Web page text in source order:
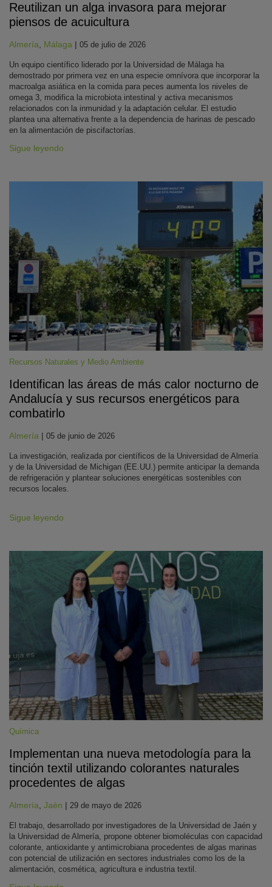
Reutilizan un alga invasora para mejorar
piensos de acuicultura
Almería Málaga | 05 de julio de 2026
Un equipo científico liderado por la Universidad de Málaga ha
demostrado por primera vez en una especie omnívora que incorporar la
macroalga asiática en la comida para peces aumenta los niveles de
omega 3, modifica la microbiota intestinal y activa mecanismos
relacionados con la inmunidad y la adaptación celular. El estudio
plantea una alternativa frente a la dependencia de harinas de pescado
en la alimentación de piscifactorías.
Sigue leyendo
Recursos Naturales y Medio Ambiente
Identifican las áreas de más calor nocturno de
Andalucía y sus recursos energéticos para
combatirlo
Almería | 05 de junio de 2026
La investigación, realizada por científicos de la Universidad de Almería
y de la Universidad de Michigan (EE.UU.) permite anticipar la demanda
de refrigeración y plantear soluciones energéticas sostenibles con
recursos locales.
Sigue leyendo
Química
Implementan una nueva metodología para la
tinción textil utilizando colorantes naturales
procedentes de algas
Almería Jaén | 29 de mayo de 2026
El trabajo, desarrollado por investigadores de la Universidad de Jaén y
la Universidad de Almería, propone obtener biomoléculas con capacidad
colorante, antioxidante y antimicrobiana procedentes de algas marinas
con potencial de utilización en sectores industriales como los de la
alimentación, cosmética, agricultura e industria textil.